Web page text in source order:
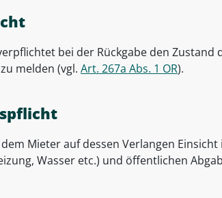
bei der Rückgabe den
melden (vgl. Art. 267a Abs. 1 OR).
Mieter auf dessen Verlangen
Wasser etc.) und öffentlichen